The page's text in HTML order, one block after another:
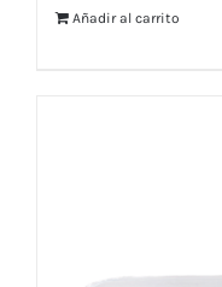
Añadir al carrito